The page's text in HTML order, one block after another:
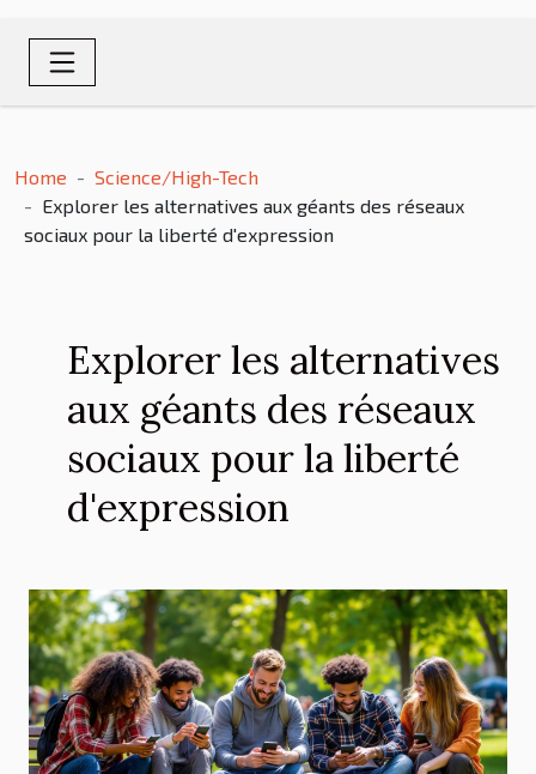
Home
Science/High-Tech
Explorer les alternatives aux géants des réseaux
sociaux pour la liberté d'expression
Explorer les alternatives
aux géants des réseaux
sociaux pour la liberté
d'expression